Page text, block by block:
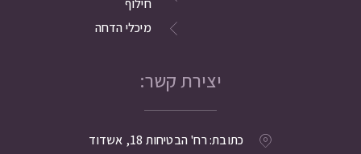
חילוף
מיכלי הדחה
יצירת קשר:
כתובת: רח' הבטיחות 18, אשדוד